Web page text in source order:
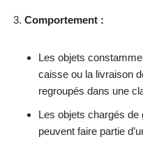
Comportement :
Les objets
caisse ou la livraison
regroupés dans une
Les objets chargés de
peuvent faire partie